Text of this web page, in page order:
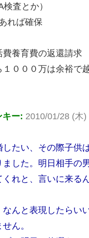
査とか）
れば確保
養育費の返還請求
１０００万は余裕で
キー: 2010/01/28 (木
たい、その際子供
ました。明日相手の
れと、言いに来る
んと表現したらい
ん。